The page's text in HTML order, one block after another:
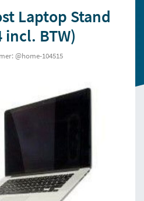
Laptop Stand
incl. BTW)
@home-104515